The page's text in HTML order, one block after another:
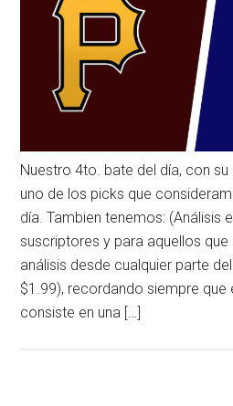
Nuestro 4to. bate del día, con
uno de los picks que
día. Tambien tenemos: (Análisis
suscriptores y para aquellos
análisis desde cualquier parte
$1.99), recordando siempre
consiste en una […]